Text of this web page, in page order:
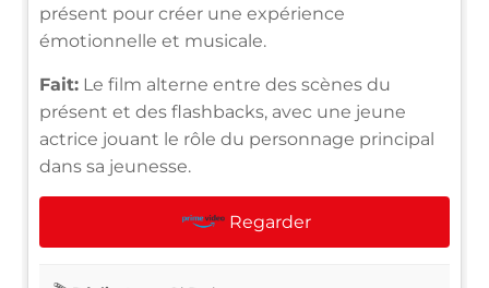
présent pour créer une expérience
émotionnelle et musicale.
Fait: Le film alterne entre des scènes du
présent et des flashbacks, avec une jeune
actrice jouant le rôle du personnage principal
dans sa jeunesse.
Regarder